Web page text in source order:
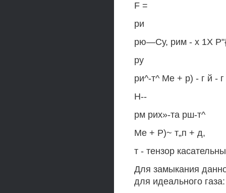
F =
ри
рю—Су, рим - х 1Х
ру
ри^-т^ Ме + р) - г й -
Н--
рм рих»-та рш-т^
Ме + Р)~ т„п + д,
т - тензор
Для замыкания
для идеального газа: